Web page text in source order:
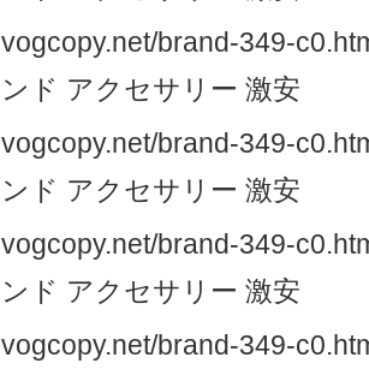
vogcopy.net/brand-349-
ンド アクセサリー 激安
vogcopy.net/brand-349-
ンド アクセサリー 激安
vogcopy.net/brand-349-
ンド アクセサリー 激安
vogcopy.net/brand-349-